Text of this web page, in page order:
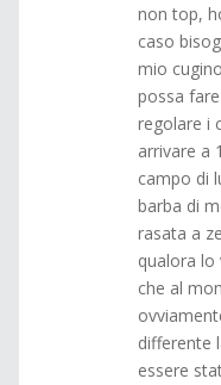
non top,
caso
mio
possa
regolare i
arrivare a
campo di
barba di
rasata a
qualora lo
che al
differente
essere